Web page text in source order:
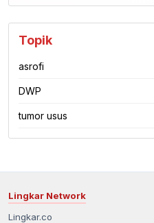
Topik
asrofi
DWP
tumor usus
Lingkar Network
Lingkar.co